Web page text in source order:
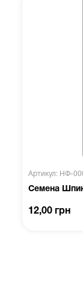
Артикул: НФ-
Семена
12,00 грн